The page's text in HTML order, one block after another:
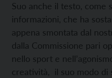
Suo anche il testo, come
informazioni, che ha
appena smontata dal
dalla Commissione pari
nello sport e
creatività, il suo modo di